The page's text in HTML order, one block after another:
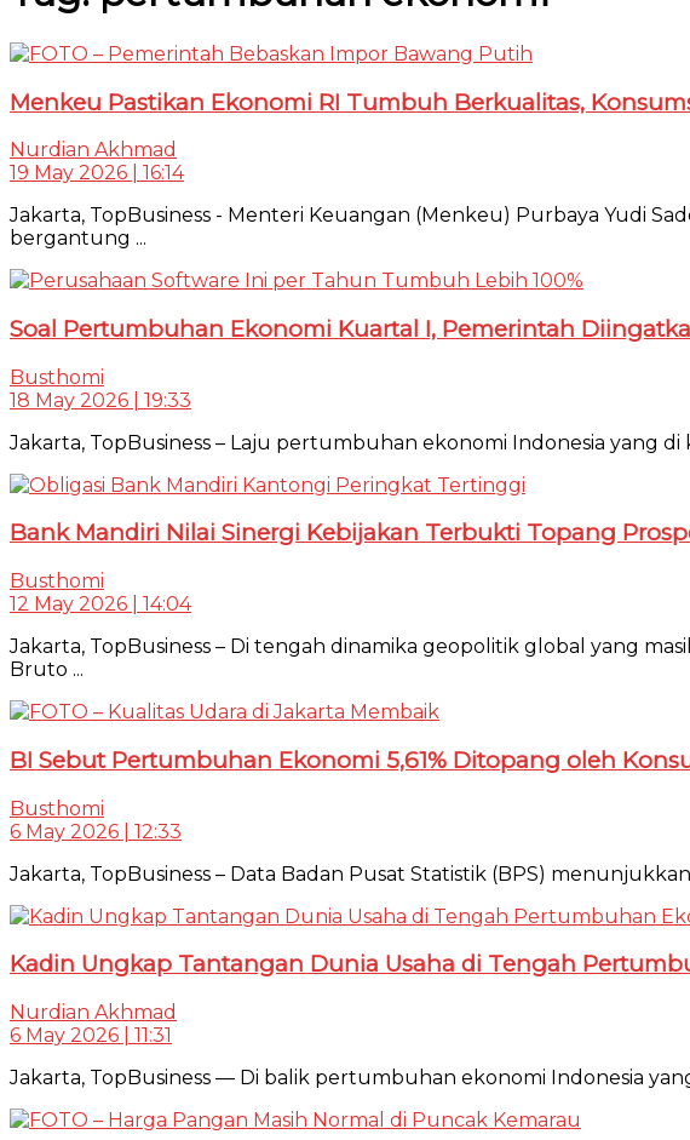
Menkeu Pastikan Ekonomi RI Tumbuh Berkualitas,
Nurdian Akhmad
19 May 2026 | 16:14
Jakarta, TopBusiness - Menteri Keuangan (Menkeu) Purbaya Yudi
bergantung ...
Soal Pertumbuhan Ekonomi Kuartal I, Pemerintah
Busthomi
18 May 2026 | 19:33
Jakarta, TopBusiness – Laju pertumbuhan ekonomi Indonesia yang
Bank Mandiri Nilai Sinergi Kebijakan Terbukti Topang
Busthomi
12 May 2026 | 14:04
Jakarta, TopBusiness – Di tengah dinamika geopolitik global yang
Bruto ...
BI Sebut Pertumbuhan Ekonomi 5,61% Ditopang oleh
Busthomi
6 May 2026 | 12:33
Jakarta, TopBusiness – Data Badan Pusat Statistik (BPS)
Kadin Ungkap Tantangan Dunia Usaha di Tengah
Nurdian Akhmad
6 May 2026 | 11:31
Jakarta, TopBusiness — Di balik pertumbuhan ekonomi Indonesia